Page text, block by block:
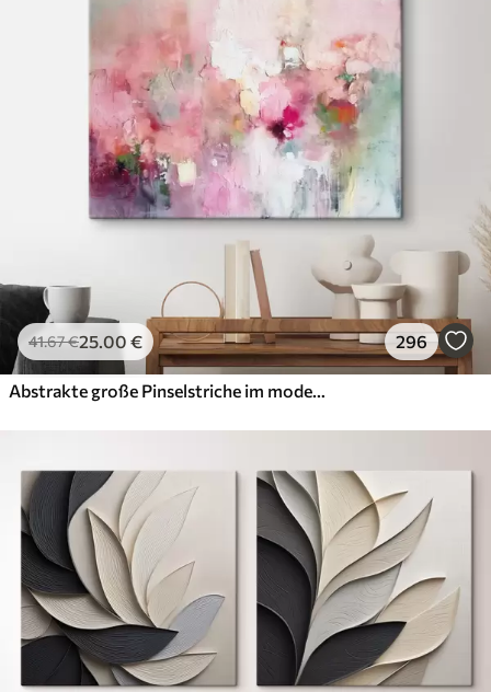
41.67€25.00 € 296
Abstrakte große Pinselstriche im modernen Stil